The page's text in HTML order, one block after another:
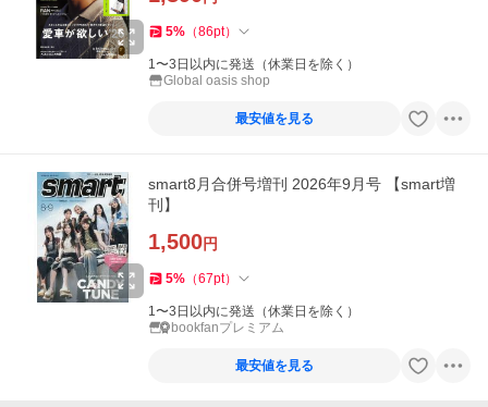
5% （86pt）
1〜3日以内に発送（休業日を除く）
Global oasis shop
最安値を見る
smart8月合併号増刊 2026年9月号 【smart増
刊】
1,500円
5% （67pt）
1〜3日以内に発送（休業日を除く）
bookfanプレミアム
最安値を見る